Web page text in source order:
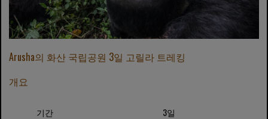
Arusha의 화산 국립공원 3일 고릴라 트레킹
개요
기간 3일